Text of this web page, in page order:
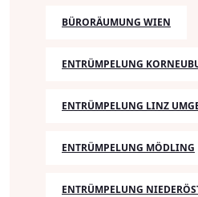
BÜRORÄUMUNG WIEN
ENTRÜMPELUNG
ENTRÜMPELUNG LINZ
ENTRÜMPELUNG MÖDLING
ENTRÜMPELUNG